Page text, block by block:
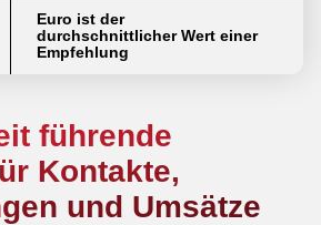
Euro ist der
durchschnittlicher Wert einer
Empfehlung
führende
Kontakte,
und Umsätze